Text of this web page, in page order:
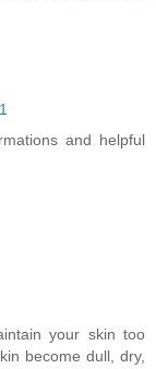
and helpful
your skin too
become dull, dry,